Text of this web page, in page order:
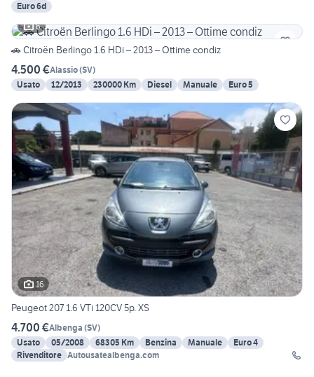
Euro 6d
6
🚗 Citroën Berlingo 1.6 HDi – 2013 – Ottime condiz
4.500 €Alassio(SV)
Usato
12/2013 230000 Km Diesel Manuale Euro 5
16
Peugeot 207 1.6 VTi 120CV 5p. XS
4.700 €Albenga (SV)
Usato
05/2008 68305 Km Benzina Manuale
Euro 4
Rivenditore Autousatealbenga.com